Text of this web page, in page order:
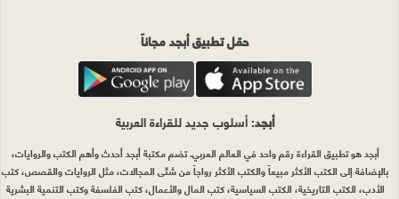
حمّل تطبيق أبجد مجاناً
أبجد: أسلوب جديد للقراءة العربية
أبجد هو تطبيق القراءة رقم واحد في العالم العربي. تضم مكتبة أبجد أحدث وأهم الكتب والروايات،
بالإضافة إلى الكتب الأكثر مبيعاً والكتب الأكثر رواجاً من شتّى المجالات، مثل الروايات والقصص، كتب
الأدب، الكتب التاريخية، الكتب السياسية، كتب المال والأعمال، كتب الفلسفة وكتب التنمية البشرية